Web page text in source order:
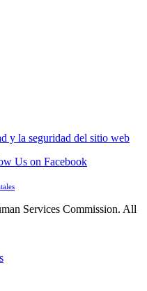
y la seguridad del sitio web
Us on Facebook
Services Commission. All